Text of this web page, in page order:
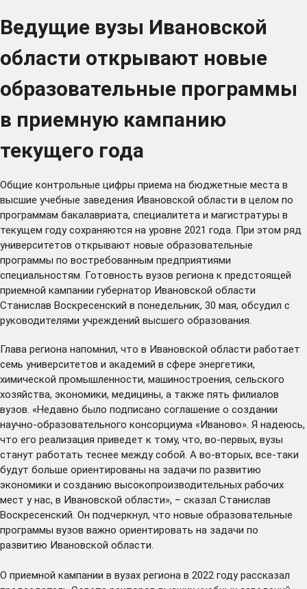
Ведущие вузы Ивановской
области открывают новые
образовательные программы
в приемную кампанию
текущего года
Общие контрольные цифры приема на бюджетные места в
высшие учебные заведения Ивановской области в целом по
программам бакалавриата, специалитета и магистратуры в
текущем году сохраняются на уровне 2021 года. При этом ряд
университетов открывают новые образовательные
программы по востребованным предприятиями
специальностям. Готовность вузов региона к предстоящей
приемной кампании губернатор Ивановской области
Станислав Воскресенский в понедельник, 30 мая, обсудил с
руководителями учреждений высшего образования.
Глава региона напомнил, что в Ивановской области работает
семь университетов и академий в сфере энергетики,
химической промышленности, машиностроения, сельского
хозяйства, экономики, медицины, а также пять филиалов
вузов. «Недавно было подписано соглашение о создании
научно-образовательного консорциума «Иваново». Я надеюсь,
что его реализация приведет к тому, что, во-первых, вузы
станут работать теснее между собой. А во-вторых, все-таки
будут больше ориентированы на задачи по развитию
экономики и созданию высокопроизводительных рабочих
мест у нас, в Ивановской области», – сказал Станислав
Воскресенский. Он подчеркнул, что новые образовательные
программы вузов важно ориентировать на задачи по
развитию Ивановской области.
О приемной кампании в вузах региона в 2022 году рассказал